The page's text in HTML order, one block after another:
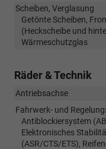
Scheiben, Verglasung
Getönte Scheiben,
(Heckscheibe und
Wärmeschutzglas
Räder & Technik
Antriebsachse
Fahrwerk- und
Antiblockiersystem
Elektronisches
(ASR/CTS/ETS),